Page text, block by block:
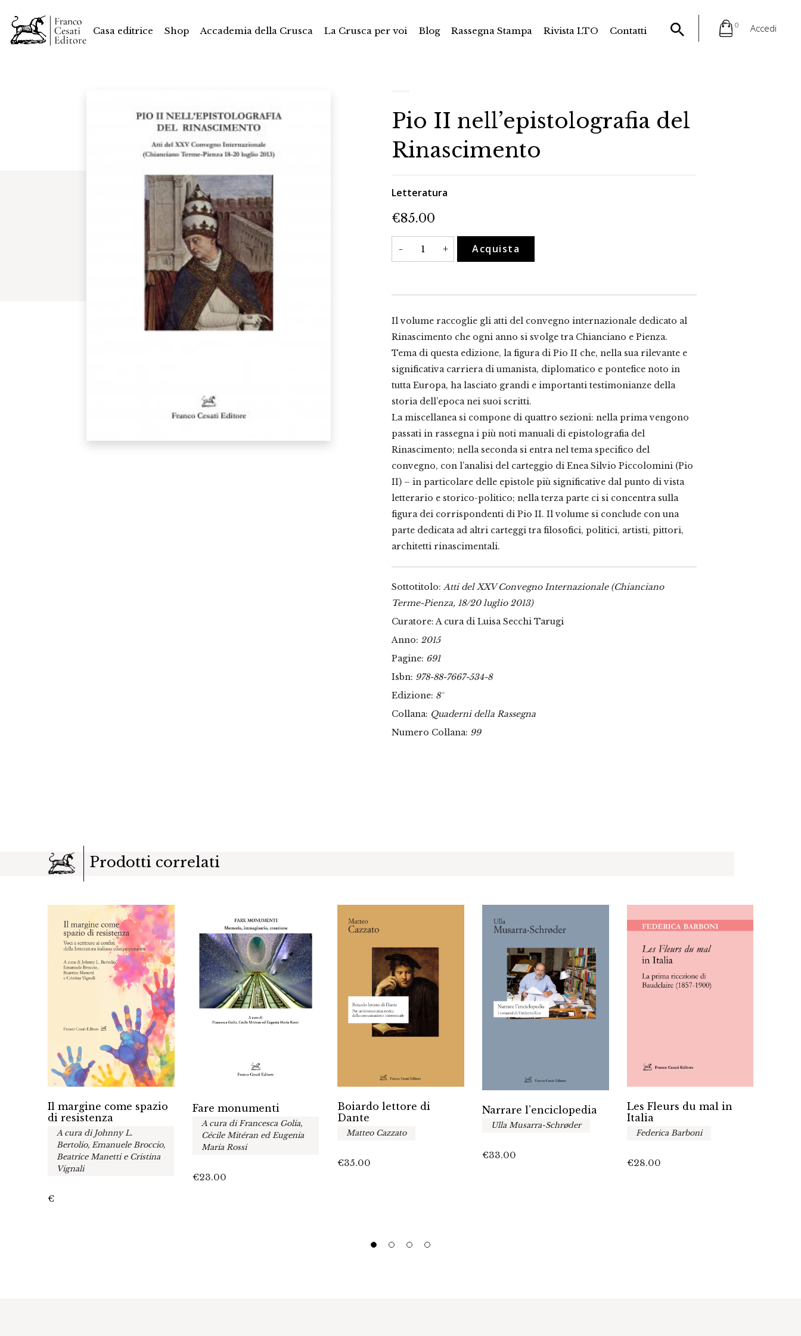
Casa editrice Shop Accademia della Crusca La Crusca per voi Blog Rassegna Stampa Rivista LTO Contatti
0 Accedi
Pio II nell’epistolografia del
Rinascimento
Letteratura
€85.00
-
Pio
nell'epistolografia
+ Acquista
Il volume raccoglie gli atti del convegno internazionale dedicato al
Rinascimento che ogni anno si svolge tra Chianciano e Pienza.
Tema di questa edizione, la figura di Pio II che, nella sua rilevante e
significativa carriera di umanista, diplomatico e pontefice noto in
tutta Europa, ha lasciato grandi e importanti testimonianze della
storia dell’epoca nei suoi scritti.
La miscellanea si compone di quattro sezioni: nella prima vengono
passati in rassegna i più noti manuali di epistolografia del
Rinascimento; nella seconda si entra nel tema specifico del
convegno, con l’analisi del carteggio di Enea Silvio Piccolomini (Pio
II) – in particolare delle epistole più significative dal punto di vista
letterario e storico-politico; nella terza parte ci si concentra sulla
figura dei corrispondenti di Pio II. Il volume si conclude con una
parte dedicata ad altri carteggi tra filosofici, politici, artisti, pittori,
architetti rinascimentali.
Sottotitolo: Atti del XXV Convegno Internazionale (Chianciano
Terme-Pienza, 18/20 luglio 2013)
Curatore: A cura di Luisa Secchi Tarugi
Anno: 2015
Pagine: 691
Isbn: 978-88-7667-534-8
Edizione: 8°
Collana: Quaderni della Rassegna
Numero Collana: 99
Prodotti correlati
Il margine come spazio
di resistenza
A cura di Johnny L.
Bertolio, Emanuele Broccio,
Beatrice Manetti e Cristina
Vignali
€
Fare monumenti
A cura di Francesca Golia,
Cécile Mitéran ed Eugenia
Maria Rossi
€23.00
Boiardo lettore di
Dante
Matteo Cazzato
€35.00
Narrare l’enciclopedia
Ulla Musarra-Schrøder
€33.00
Les Fleurs du mal in
Italia
Federica Barboni
€28.00